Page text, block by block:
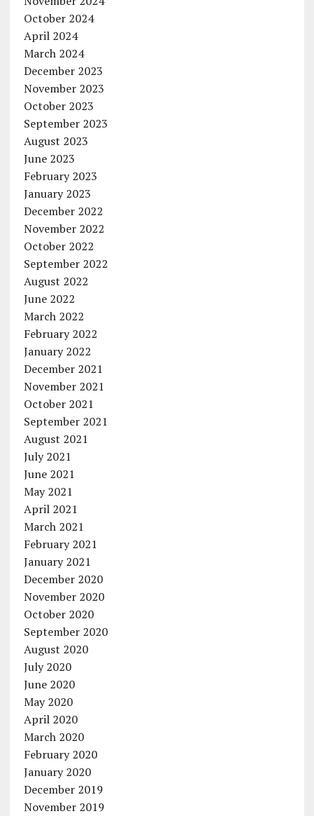
October 2024
April 2024
March 2024
December 2023
November 2023
October 2023
September 2023
August 2023
June 2023
February 2023
January 2023
December 2022
November 2022
October 2022
September 2022
August 2022
June 2022
March 2022
February 2022
January 2022
December 2021
November 2021
October 2021
September 2021
August 2021
July 2021
June 2021
May 2021
April 2021
March 2021
February 2021
January 2021
December 2020
November 2020
October 2020
September 2020
August 2020
July 2020
June 2020
May 2020
April 2020
March 2020
February 2020
January 2020
December 2019
November 2019